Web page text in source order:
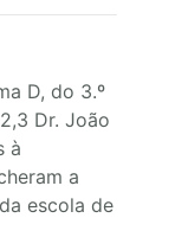
D, do 3.º
Dr. João
à
a
escola de